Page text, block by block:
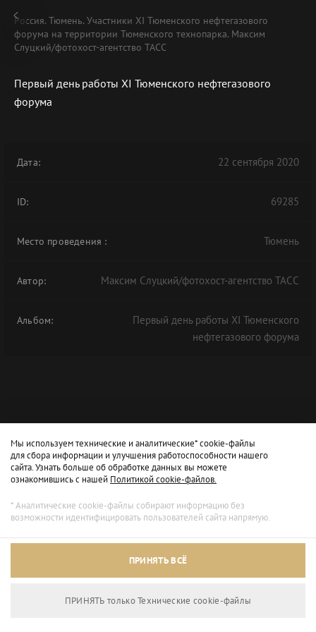
Россия. Тюмень. Участники XI Тюменского нефтегазового
форума на территории Тюменского технопарка. Максим
Слуцкий/фотохост-агентство ТАСС
Первый день работы XI Тюменского нефтегазового
форума
Дата: 22 сентября 2020
ID: 69285
Место проведения : Тюмень
Автор: Максим Слуцкий/фотохост-агентство ТАСС
Альбом:
Первый день работы XI Тюменского
нефтегазового форума
Мы используем технические и аналитические* cookie-файлы
для сбора информации и улучшения работоспособности нашего
сайта. Узнать больше об обработке данных вы можете
ознакомившись с нашей Политикой cookie-файлов.
* Аналитические cookie-файлы собирают информацию без
возможности идентифицировать пользователей сайта напрямую.
ПРИНЯТЬ ВСЁ
ПРИНЯТЬ только Технические сookie-файлы